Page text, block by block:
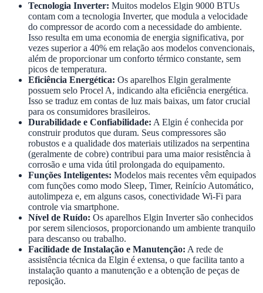
Tecnologia Inverter: Muitos modelos Elgin 9000 BTUs
contam com a tecnologia Inverter, que modula a velocidade
do compressor de acordo com a necessidade do ambiente.
Isso resulta em uma economia de energia significativa, por
vezes superior a 40% em relação aos modelos convencionais,
além de proporcionar um conforto térmico constante, sem
picos de temperatura.
Eficiência Energética: Os aparelhos Elgin geralmente
possuem selo Procel A, indicando alta eficiência energética.
Isso se traduz em contas de luz mais baixas, um fator crucial
para os consumidores brasileiros.
Durabilidade e Confiabilidade: A Elgin é conhecida por
construir produtos que duram. Seus compressores são
robustos e a qualidade dos materiais utilizados na serpentina
(geralmente de cobre) contribui para uma maior resistência à
corrosão e uma vida útil prolongada do equipamento.
Funções Inteligentes: Modelos mais recentes vêm equipados
com funções como modo Sleep, Timer, Reinício Automático,
autolimpeza e, em alguns casos, conectividade Wi-Fi para
controle via smartphone.
Nível de Ruído: Os aparelhos Elgin Inverter são conhecidos
por serem silenciosos, proporcionando um ambiente tranquilo
para descanso ou trabalho.
Facilidade de Instalação e Manutenção: A rede de
assistência técnica da Elgin é extensa, o que facilita tanto a
instalação quanto a manutenção e a obtenção de peças de
reposição.